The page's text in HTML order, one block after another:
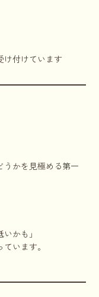
け付けています
うかを見極める第一
かも」
います。